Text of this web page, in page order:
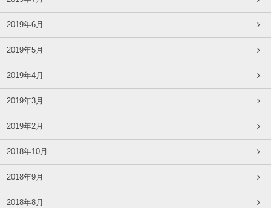
2019年6月
2019年5月
2019年4月
2019年3月
2019年2月
2018年10月
2018年9月
2018年8月